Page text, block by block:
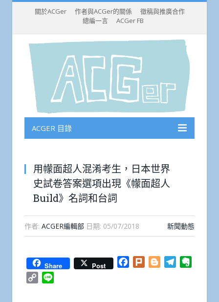
關於ACGer 作者與ACGer的關係
徵稿與推廣合作
總編一言
ACGer FB
ACGER 目錄
用幪面超人混淆考生，日本世界
史試卷答案選項出現《幪面超人
Build》名詞和台詞
作者: ACGER編輯部 日期: 05/07/2018 新聞動態
Share Post Facebook
Plurk BloggerTelegram
Copy